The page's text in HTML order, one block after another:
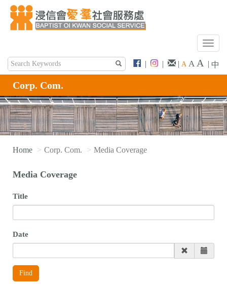
T
g
e
n
a
v
| | | A A A | 中
Corp. Com.
Home Corp. Com. Media Coverage
Media Coverage
Title
Date
Find